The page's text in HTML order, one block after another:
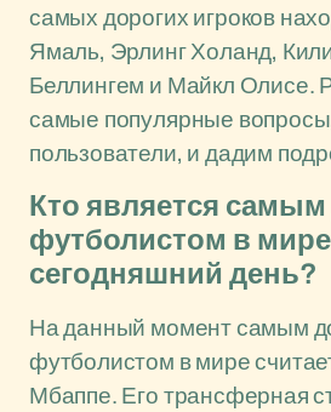
самых дорогих игроков
Ямаль, Эрлинг Холанд,
Беллингем и Майкл Олисе.
самые популярные
пользователи, и дадим
Кто является
футболистом в
сегодняшний день?
На данный момент самым
футболистом в мире
Мбаппе. Его трансферная